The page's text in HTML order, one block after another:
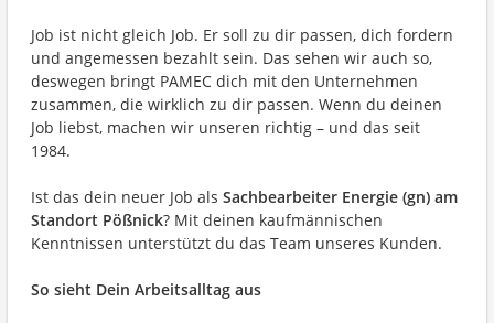
Job ist nicht gleich Job. Er soll zu dir passen, dich fordern
und angemessen bezahlt sein. Das sehen wir auch so,
deswegen bringt PAMEC dich mit den Unternehmen
zusammen, die wirklich zu dir passen. Wenn du deinen
Job liebst, machen wir unseren richtig – und das seit
1984.
Ist das dein neuer Job als Sachbearbeiter Energie (gn) am
Standort Pößnick? Mit deinen kaufmännischen
Kenntnissen unterstützt du das Team unseres Kunden.
So sieht Dein Arbeitsalltag aus